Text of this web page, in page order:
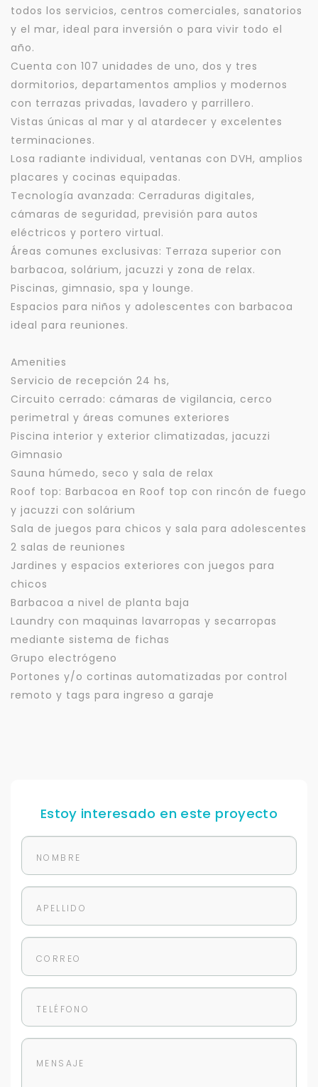
todos los servicios, centros comerciales, sanatorios
y el mar, ideal para inversión o para vivir todo el
año.
Cuenta con 107 unidades de uno, dos y tres
dormitorios, departamentos amplios y modernos
con terrazas privadas, lavadero y parrillero.
Vistas únicas al mar y al atardecer y excelentes
terminaciones.
Losa radiante individual, ventanas con DVH, amplios
placares y cocinas equipadas.
Tecnología avanzada: Cerraduras digitales,
cámaras de seguridad, previsión para autos
eléctricos y portero virtual.
Áreas comunes exclusivas: Terraza superior con
barbacoa, solárium, jacuzzi y zona de relax.
Piscinas, gimnasio, spa y lounge.
Espacios para niños y adolescentes con barbacoa
ideal para reuniones.
Amenities
Servicio de recepción 24 hs,
Circuito cerrado: cámaras de vigilancia, cerco
perimetral y áreas comunes exteriores
Piscina interior y exterior climatizadas, jacuzzi
Gimnasio
Sauna húmedo, seco y sala de relax
Roof top: Barbacoa en Roof top con rincón de fuego
y jacuzzi con solárium
Sala de juegos para chicos y sala para adolescentes
2 salas de reuniones
Jardines y espacios exteriores con juegos para
chicos
Barbacoa a nivel de planta baja
Laundry con maquinas lavarropas y secarropas
mediante sistema de fichas
Grupo electrógeno
Portones y/o cortinas automatizadas por control
remoto y tags para ingreso a garaje
Estoy interesado en este proyecto